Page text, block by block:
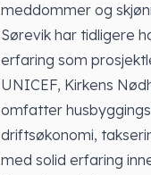
meddommer og
Sørevik har tidligere
erfaring som
UNICEF, Kirkens
omfatter
driftsøkonomi,
med solid erfaring